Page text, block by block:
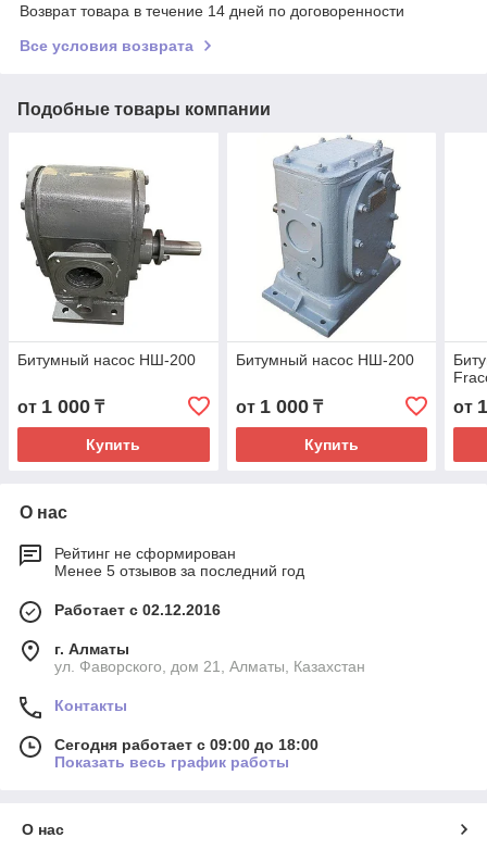
Возврат товара в течение 14 дней по договоренности
Все условия возврата
Подобные товары компании
Битумный насос НШ-200
от 1 000 ₸
Купить
Битумный насос НШ-200
от 1 000₸
Купить
от
О нас
Рейтинг не сформирован
Менее 5 отзывов за последний год
Работает с 02.12.2016
г. Алматы
ул. Фаворского, дом 21, Алматы, Казахстан
Контакты
Сегодня работает с 09:00 до 18:00
Показать весь график работы
О нас